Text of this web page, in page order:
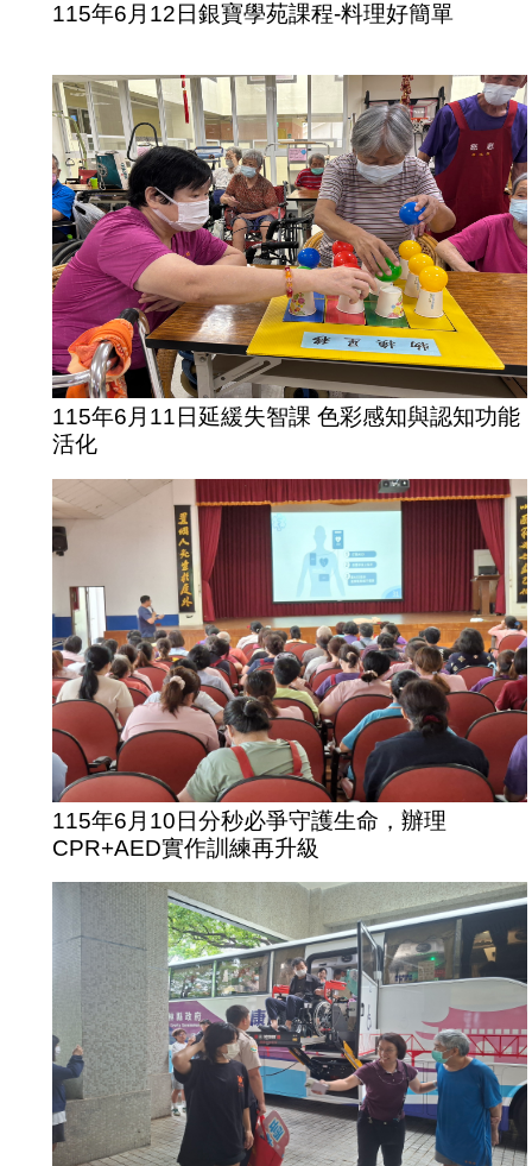
115年6月12日銀寶學苑課程-料理好簡單
115年6月11日延緩失智課 色彩感知與認知功能
活化
115年6月10日分秒必爭守護生命，辦理
CPR+AED實作訓練再升級